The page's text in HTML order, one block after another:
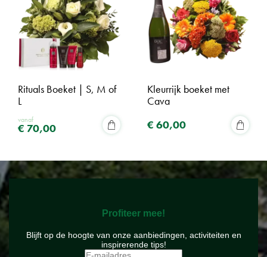
Rituals Boeket | S, M of
L
vanaf
€ 70,00
Kleurrijk boeket met
Cava
€ 60,00
Profiteer mee!
Blijft op de hoogte van onze aanbiedingen, activiteiten en
inspirerende tips!